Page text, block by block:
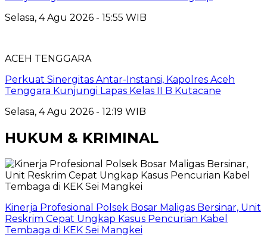
Selasa, 4 Agu 2026 - 15:55 WIB
ACEH TENGGARA
Perkuat Sinergitas Antar-Instansi, Kapolres Aceh
Tenggara Kunjungi Lapas Kelas II B Kutacane
Selasa, 4 Agu 2026 - 12:19 WIB
HUKUM & KRIMINAL
Kinerja Profesional Polsek Bosar Maligas Bersinar, Unit
Reskrim Cepat Ungkap Kasus Pencurian Kabel
Tembaga di KEK Sei Mangkei